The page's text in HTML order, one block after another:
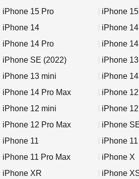
iPhone 15 Pro
iPhone
iPhone 14
iPhone
iPhone 14 Pro
iPhone
iPhone SE (2022)
iPhone 13
iPhone 13 mini
iPhone
iPhone 14 Pro Max
iPhone 12
iPhone 12 mini
iPhone
iPhone 12 Pro Max
iPhone
iPhone 11
iPhone
iPhone 11 Pro Max
iPhone X
iPhone XR
iPhone